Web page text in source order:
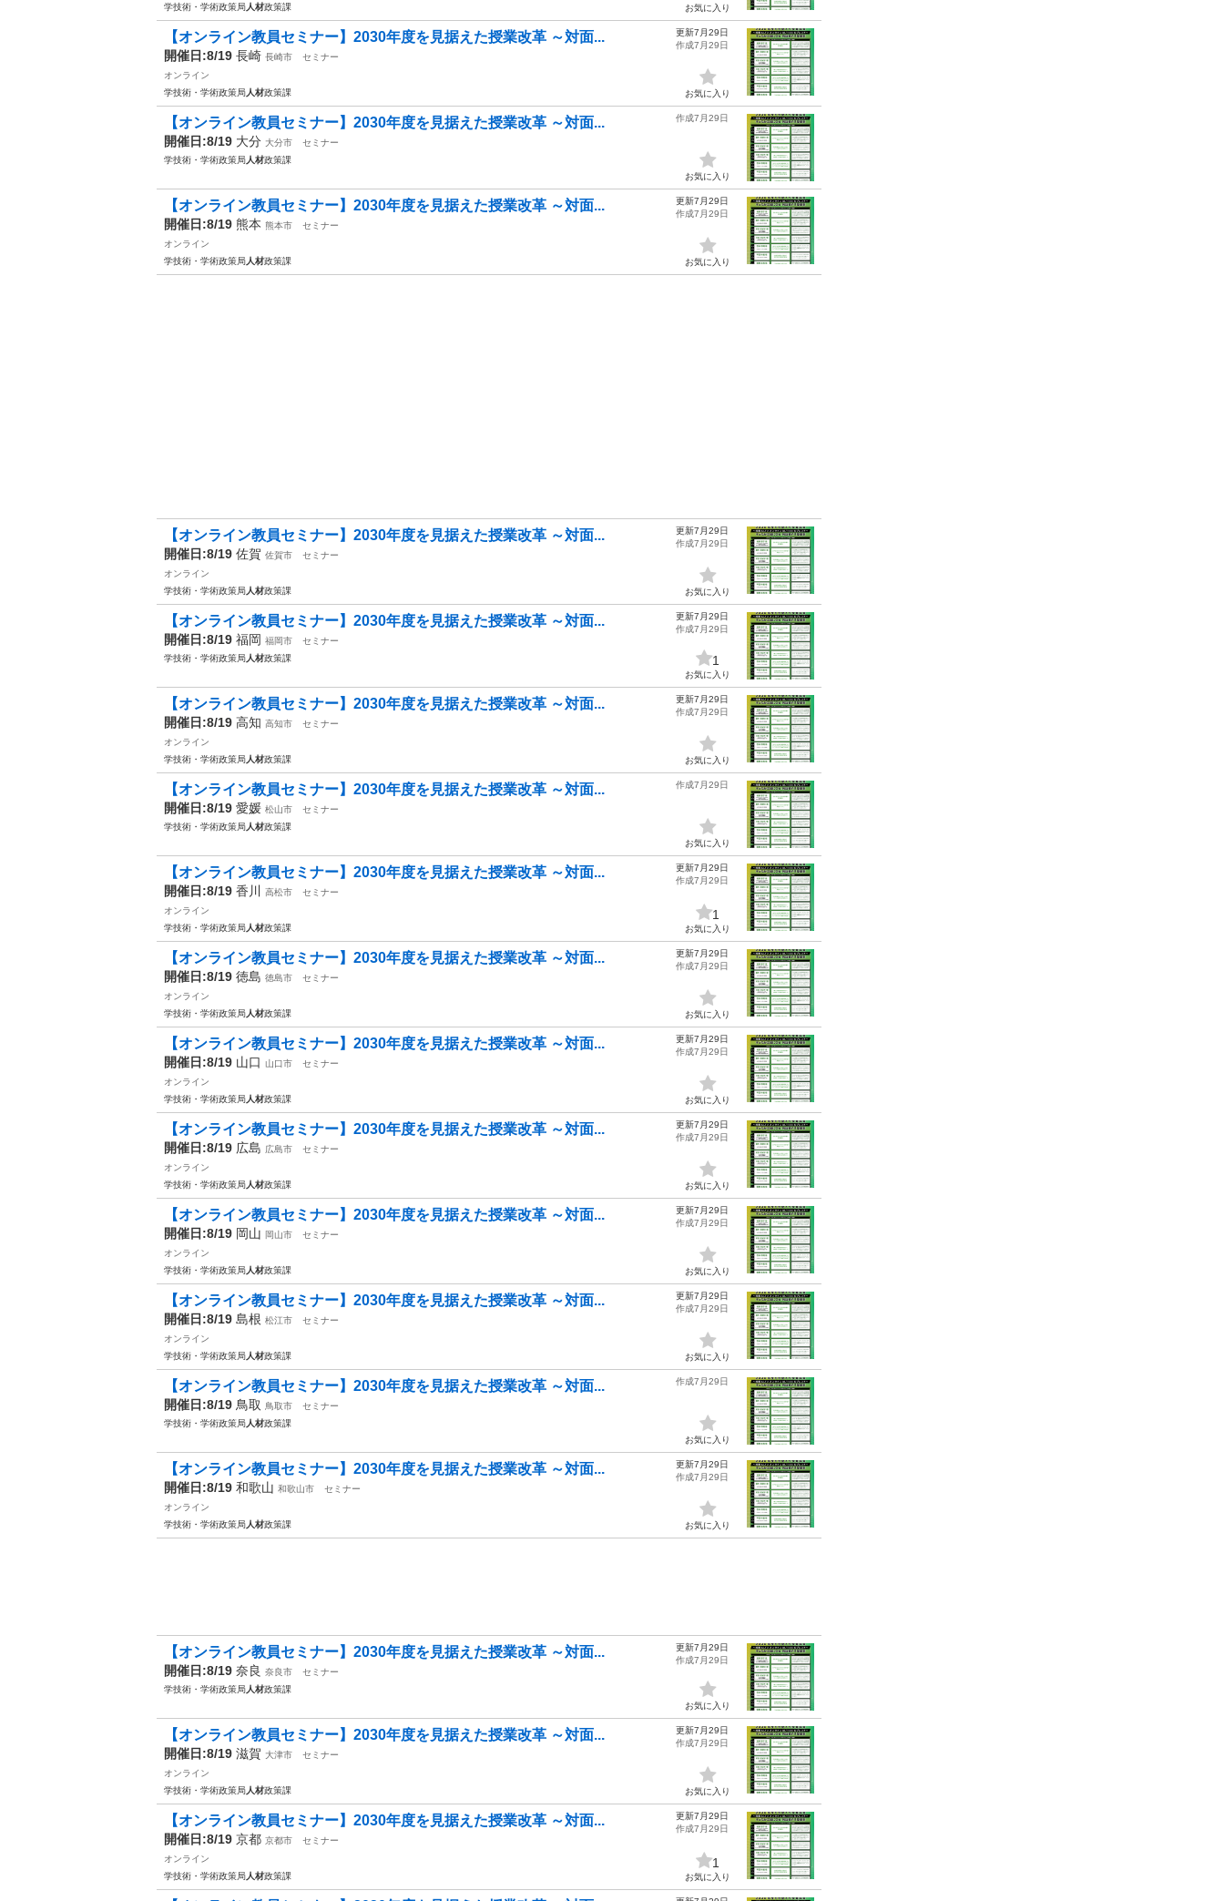
学技術・学術政策局人材政策課 お気に入り
【オンライン教員セミナー】2030年度を見据えた授業改革 ～対面...
開催日:8/19 長崎 長崎市
セミナー
オンライン
学技術・学術政策局人材政策課
更新7月29日
作成7月29日
お気に入り
【オンライン教員セミナー】2030年度を見据えた授業改革 ～対面...
開催日:8/19 大分 大分市
セミナー
学技術・学術政策局人材政策課
作成7月29日
お気に入り
【オンライン教員セミナー】2030年度を見据えた授業改革 ～対面...
開催日:8/19 熊本 熊本市
セミナー
オンライン
学技術・学術政策局人材政策課
更新7月29日
作成7月29日
お気に入り
【オンライン教員セミナー】2030年度を見据えた授業改革 ～対面...
開催日:8/19 佐賀 佐賀市
セミナー
オンライン
学技術・学術政策局人材政策課
更新7月29日
作成7月29日
お気に入り
【オンライン教員セミナー】2030年度を見据えた授業改革 ～対面...
開催日:8/19 福岡 福岡市
セミナー
学技術・学術政策局人材政策課
更新7月29日
作成7月29日
1
お気に入り
【オンライン教員セミナー】2030年度を見据えた授業改革 ～対面...
開催日:8/19 高知 高知市
セミナー
オンライン
学技術・学術政策局人材政策課
更新7月29日
作成7月29日
お気に入り
【オンライン教員セミナー】2030年度を見据えた授業改革 ～対面...
開催日:8/19 愛媛 松山市
セミナー
学技術・学術政策局人材政策課
作成7月29日
お気に入り
【オンライン教員セミナー】2030年度を見据えた授業改革 ～対面...
開催日:8/19 香川 高松市
セミナー
オンライン
学技術・学術政策局人材政策課
更新7月29日
作成7月29日
1
お気に入り
【オンライン教員セミナー】2030年度を見据えた授業改革 ～対面...
開催日:8/19 徳島 徳島市
セミナー
オンライン
学技術・学術政策局人材政策課
更新7月29日
作成7月29日
お気に入り
【オンライン教員セミナー】2030年度を見据えた授業改革 ～対面...
開催日:8/19 山口 山口市
セミナー
オンライン
学技術・学術政策局人材政策課
更新7月29日
作成7月29日
お気に入り
【オンライン教員セミナー】2030年度を見据えた授業改革 ～対面...
開催日:8/19 広島 広島市
セミナー
オンライン
学技術・学術政策局人材政策課
更新7月29日
作成7月29日
お気に入り
【オンライン教員セミナー】2030年度を見据えた授業改革 ～対面...
開催日:8/19 岡山 岡山市
セミナー
オンライン
学技術・学術政策局人材政策課
更新7月29日
作成7月29日
お気に入り
【オンライン教員セミナー】2030年度を見据えた授業改革 ～対面...
開催日:8/19 島根 松江市
セミナー
オンライン
学技術・学術政策局人材政策課
更新7月29日
作成7月29日
お気に入り
【オンライン教員セミナー】2030年度を見据えた授業改革 ～対面...
開催日:8/19 鳥取 鳥取市
セミナー
学技術・学術政策局人材政策課
作成7月29日
お気に入り
【オンライン教員セミナー】2030年度を見据えた授業改革 ～対面...
開催日:8/19 和歌山 和歌山市
セミナー
オンライン
学技術・学術政策局人材政策課
更新7月29日
作成7月29日
お気に入り
【オンライン教員セミナー】2030年度を見据えた授業改革 ～対面...
開催日:8/19 奈良 奈良市
セミナー
学技術・学術政策局人材政策課
更新7月29日
作成7月29日
お気に入り
【オンライン教員セミナー】2030年度を見据えた授業改革 ～対面...
開催日:8/19 滋賀 大津市
セミナー
オンライン
学技術・学術政策局人材政策課
更新7月29日
作成7月29日
お気に入り
【オンライン教員セミナー】2030年度を見据えた授業改革 ～対面...
開催日:8/19 京都 京都市
セミナー
オンライン
学技術・学術政策局人材政策課
更新7月29日
作成7月29日
1
お気に入り